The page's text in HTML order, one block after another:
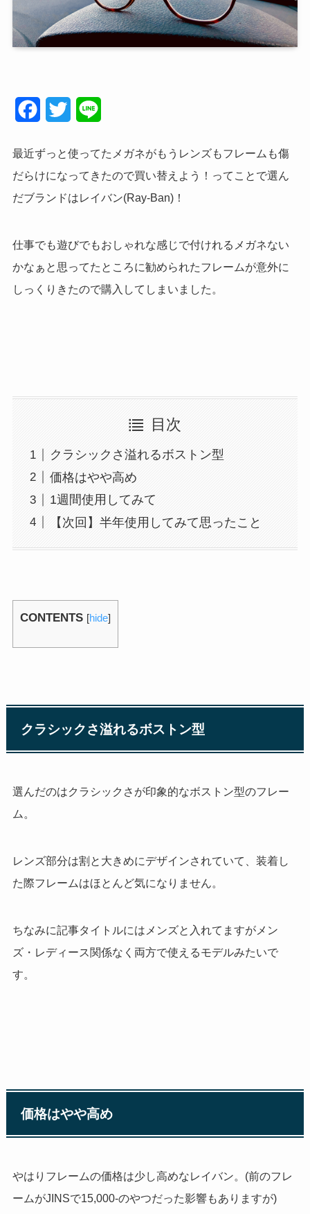
c
e
k
i
t
n
e
最近ずっと使ってたメガネがもうレンズもフレームも傷
だらけになってきたので買い替えよう！ってことで選ん
だブランドはレイバン(Ray-Ban)！
仕事でも遊びでもおしゃれな感じで付けれるメガネない
かなぁと思ってたところに勧められたフレームが意外に
しっくりきたので購入してしまいました。
目次
クラシックさ溢れるボストン型
価格はやや高め
1週間使用してみて
【次回】半年使用してみて思ったこと
CONTENTS [hide]
クラシックさ溢れるボストン型
選んだのはクラシックさが印象的なボストン型のフレー
ム。
レンズ部分は割と大きめにデザインされていて、装着し
た際フレームはほとんど気になりません。
ちなみに記事タイトルにはメンズと入れてますがメン
ズ・レディース関係なく両方で使えるモデルみたいで
す。
価格はやや高め
やはりフレームの価格は少し高めなレイバン。(前のフレ
ームがJINSで15,000-のやつだった影響もありますが)